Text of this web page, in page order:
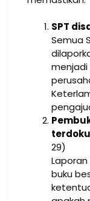
SPT
Semua
menjadi
29)
buku